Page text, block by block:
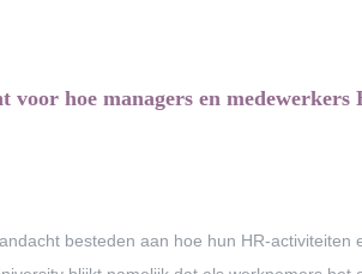
voor hoe managers en
besteden aan hoe hun HR-